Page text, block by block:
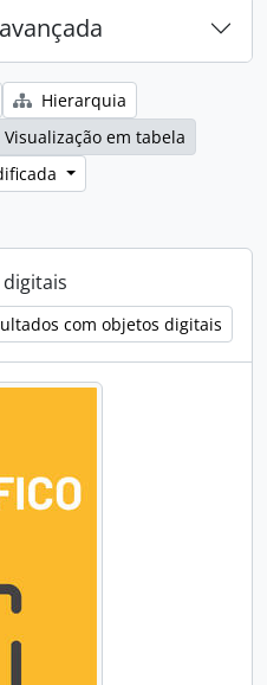
Hierarquia
Visualização em tabela
com objetos digitais